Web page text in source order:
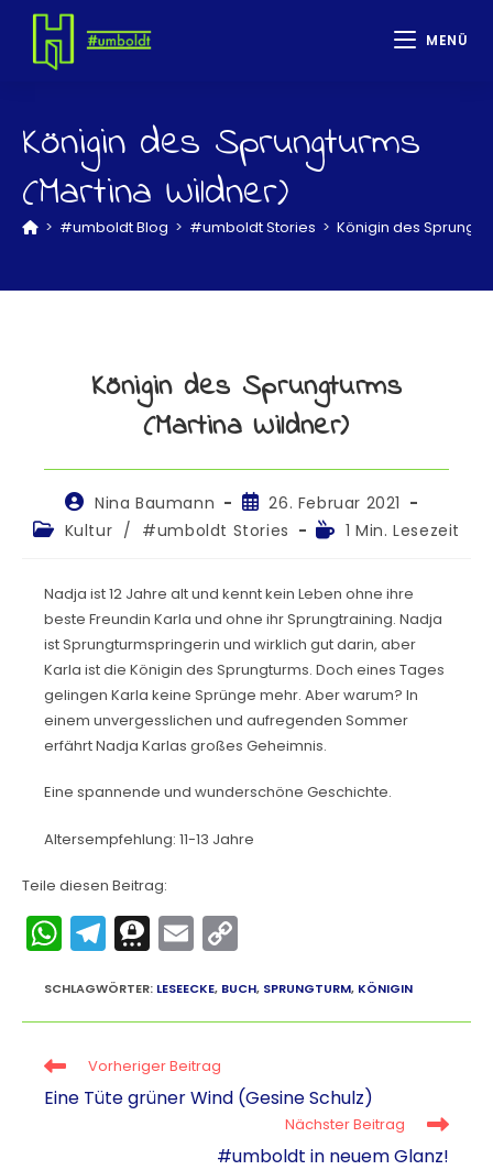
MENÜ
Königin des Sprungturms
(Martina Wildner)
> #umboldt Blog > #umboldt Stories > Königin des
Königin des Sprungturms
(Martina Wildner)
Nina Baumann
26. Februar 2021
Kultur / #umboldt Stories 1 Min. Lesezeit
Nadja ist 12 Jahre alt und kennt kein Leben ohne ihre
beste Freundin Karla und ohne ihr Sprungtraining. Nadja
ist Sprungturmspringerin und wirklich gut darin, aber
Karla ist die Königin des Sprungturms. Doch eines Tages
gelingen Karla keine Sprünge mehr. Aber warum? In
einem unvergesslichen und aufregenden Sommer
erfährt Nadja Karlas großes Geheimnis.
Eine spannende und wunderschöne Geschichte.
Altersempfehlung: 11-13 Jahre
Teile diesen Beitrag:
W
h
a
ts
A
p
T
el
e
gr
a
m
T
hr
e
e
m
a
E
m
ai
l
p
y
Li
n
k
SCHLAGWÖRTER: LESEECKE, BUCH, SPRUNGTURM, KÖNIGIN
Vorheriger Beitrag
Eine Tüte grüner Wind (Gesine Schulz)
Nächster Beitrag
#umboldt in neuem Glanz!